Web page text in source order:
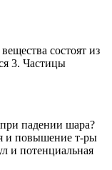
состоят из
3. Частицы
падении шара?
и повышение т-ры
и потенциальная